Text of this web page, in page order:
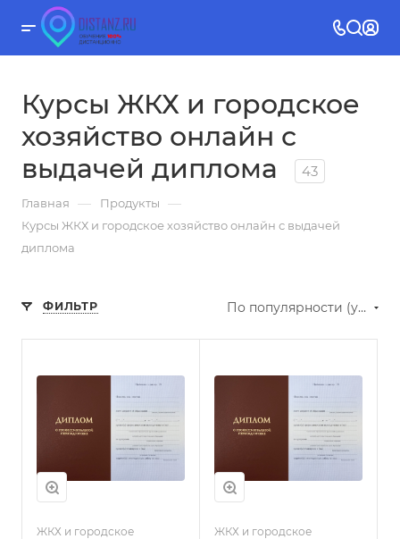
Курсы ЖКХ и городское
хозяйство онлайн с
выдачей диплома
43
Главная — Продукты —
Курсы ЖКХ и городское хозяйство онлайн с выдачей
диплома
ФИЛЬТР По популярности (убывание)
ЖКХ и городское
ЖКХ и городское